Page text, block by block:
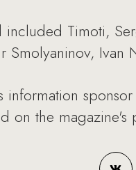
Timoti,
Smolyaninov, Ivan
information
on the magazine's